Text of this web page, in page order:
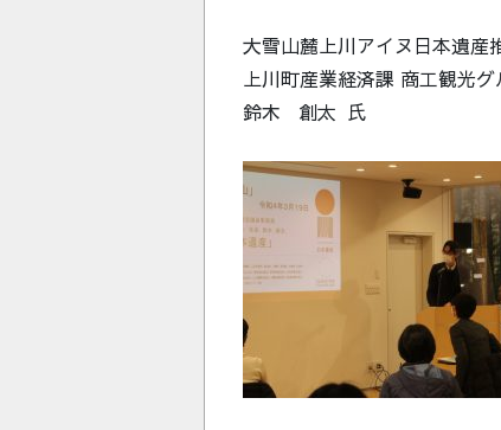
大雪山麓上川アイヌ日本遺産
上川町産業経済課 商工観光
鈴木 創太 氏